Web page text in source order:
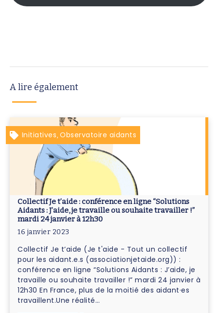
A lire également
Initiatives, Observatoire aidants
Collectif Je t’aide : conférence en ligne “Solutions
Aidants : J’aide, je travaille ou souhaite travailler !”
mardi 24 janvier à 12h30
16 janvier 2023
Collectif Je t’aide (Je t'aide - Tout un collectif
pour les aidant.e.s (associationjetaide.org)) :
conférence en ligne “Solutions Aidants : J’aide, je
travaille ou souhaite travailler !” mardi 24 janvier à
12h30 En France, plus de la moitié des aidant·es
travaillent.Une réalité…